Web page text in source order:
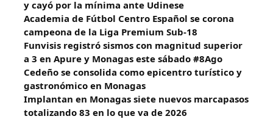
y cayó por la mínima ante Udinese
Academia de Fútbol Centro Español se corona
campeona de la Liga Premium Sub-18
Funvisis registró sismos con magnitud superior
a 3 en Apure y Monagas este sábado #8Ago
Cedeño se consolida como epicentro turístico y
gastronómico en Monagas
Implantan en Monagas siete nuevos marcapasos
totalizando 83 en lo que va de 2026